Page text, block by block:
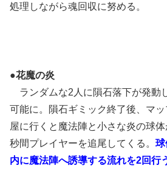
処理しながら魂回収に努める。
●花魔の炎
ランダムな2人に隕石落下が発動
可能に。隕石ギミック終了後、マ
屋に行くと魔法陣と小さな炎の球
秒間プレイヤーを追尾してくる。 球
内に魔法陣へ誘導する流れを2回行